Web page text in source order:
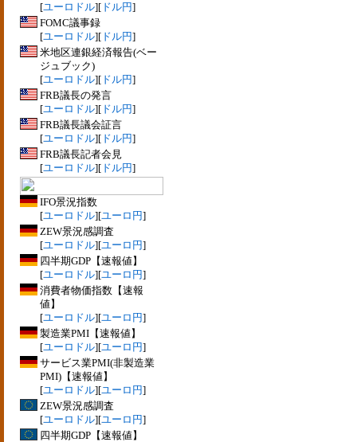
[ユーロドル][ ドル円]
FOMC議事録
[ユーロドル][ ドル円]
米地区連銀経済報告(ベー
ジュブック)
[ユーロドル][ ドル円]
FRB議長の発言
[ユーロドル][ ドル円]
FRB議長議会証言
[ユーロドル][ ドル円]
FRB議長記者会見
[ユーロドル][ ドル円]
IFO景況指数
[ユーロドル][ユーロ円]
ZEW景況感調査
[ユーロドル][ユーロ円]
四半期GDP【速報値】
[ユーロドル][ユーロ円]
消費者物価指数【速報
値】
[ユーロドル][ユーロ円]
製造業PMI【速報値】
[ユーロドル][ユーロ円]
サービス業PMI(非製造業
PMI)【速報値】
[ユーロドル][ユーロ円]
ZEW景況感調査
[ユーロドル][ユーロ円]
四半期GDP【速報値】